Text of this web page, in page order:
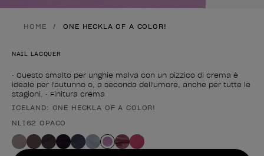
HOME ONE HECKLA OF A COLOR!
NAIL LACQUER
• Questo smalto per unghie malva con un pizzico di crema è
ideale per l'autunno o, a seconda dell'umore, anche per tutte le
stagioni. • Finitura crema
Forma del prodotto
ICELAND: ONE HECKLA OF A COLOR!
NLI62 OPACO